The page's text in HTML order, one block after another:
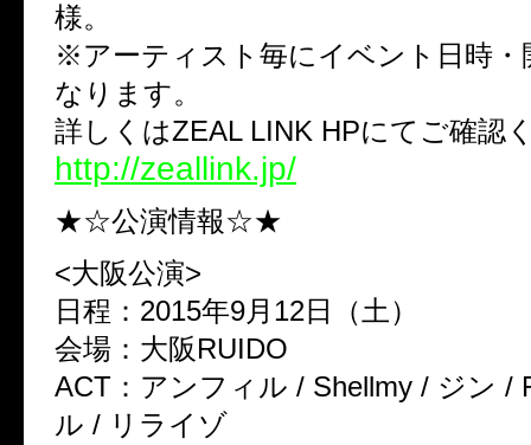
様。
※アーティスト毎にイベント日時・
なります。
詳しくはZEAL LINK HPにてご確認
http://zeallink.jp/
★☆公演情報☆★
<大阪公演>
日程： 2015年9月 12日（土）
会場：大阪RUIDO
ACT ：アンフィル / Shellmy / ジン /
ル / リライゾ